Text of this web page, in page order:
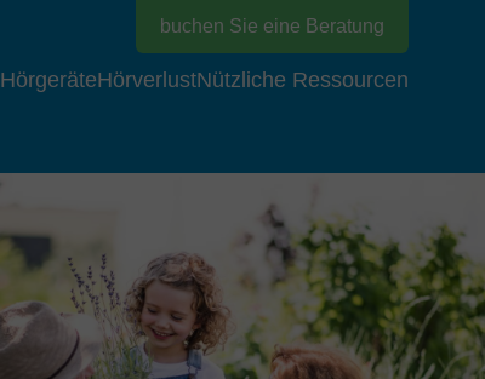
buchen Sie eine Beratung
HörgeräteHörverlustNützliche Ressourcen